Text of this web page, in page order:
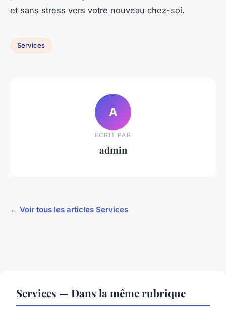
et sans stress vers votre nouveau chez-soi.
Services
A
ECRIT PAR
admin
← Voir tous les articles Services
Services — Dans la même rubrique